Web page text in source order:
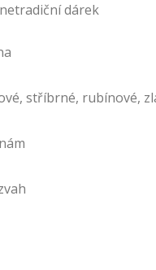
dárek
stříbrné, rubínové,